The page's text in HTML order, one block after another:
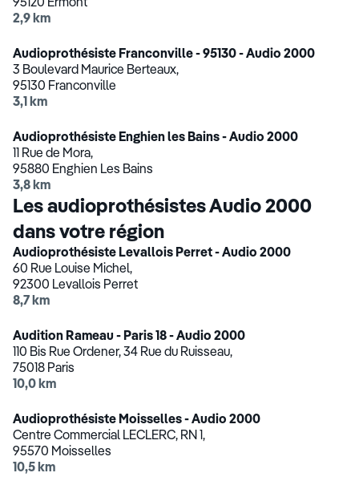
2,9 km
Audioprothésiste Franconville - 95130 - Audio 2000
3 Boulevard Maurice Berteaux,
95130 Franconville
3,1 km
Audioprothésiste Enghien les Bains - Audio 2000
11 Rue de Mora,
95880 Enghien Les Bains
3,8 km
Les audioprothésistes Audio 2000
dans votre région
Audioprothésiste Levallois Perret - Audio 2000
60 Rue Louise Michel,
92300 Levallois Perret
8,7 km
Audition Rameau - Paris 18 - Audio 2000
110 Bis Rue Ordener, 34 Rue du Ruisseau,
75018 Paris
10,0 km
Audioprothésiste Moisselles - Audio 2000
Centre Commercial LECLERC, RN 1,
95570 Moisselles
10,5 km